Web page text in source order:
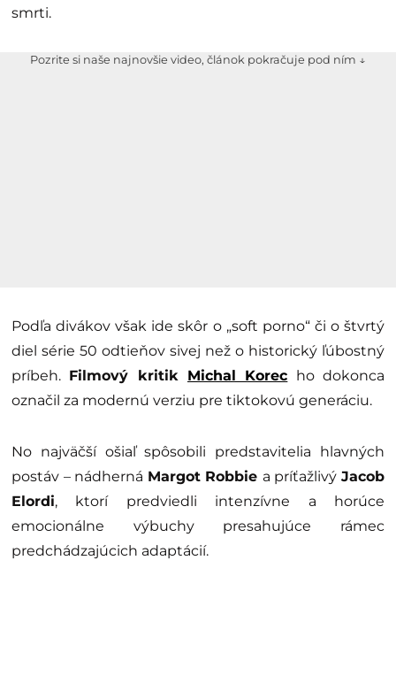
smrti.
Pozrite si naše najnovšie video, článok pokračuje pod ním ↓
Podľa divákov však ide skôr o „soft porno“ či o štvrtý
diel série 50 odtieňov sivej než o historický ľúbostný
príbeh. Filmový kritik Michal Korec ho dokonca
označil za modernú verziu pre tiktokovú generáciu.
No najväčší ošiaľ spôsobili predstavitelia hlavných
postáv – nádherná Margot Robbie a príťažlivýJacob
Elordi, ktorí predviedli intenzívne a horúce
emocionálne výbuchy presahujúce rámec
predchádzajúcich adaptácií.